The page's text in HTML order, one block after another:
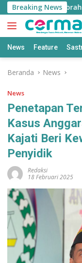
Langsung
ke
konten
Breaking News
Nurjaya Ibrahim
News Feature
Beranda News
News
Penetapan
Kasus
Kajati Beri
Penyidik
Redaksi
18 Februari 2025